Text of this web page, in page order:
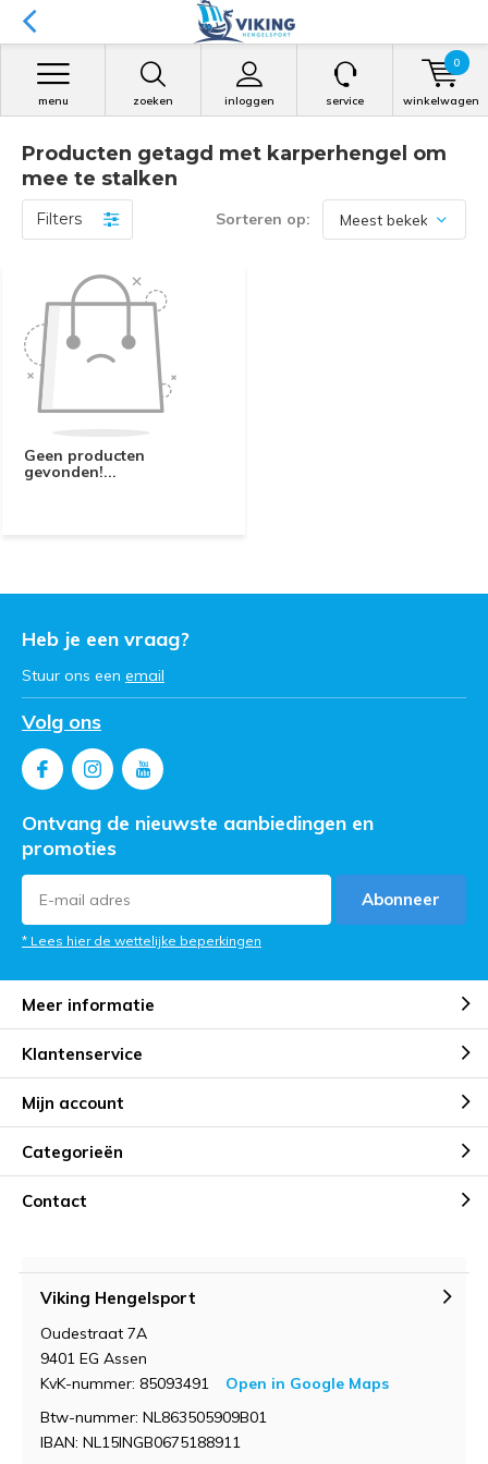
zoeken inloggen
menu service winkelwagen
0
Producten getagd met karperhengel om
mee te stalken
Filters Sorteren op:
Geen producten
gevonden!...
Heb je een vraag?
Stuur ons een email
Volg ons
Ontvang de nieuwste aanbiedingen en
promoties
Abonneer
* Lees hier de wettelijke beperkingen
Meer informatie
Klantenservice
Mijn account
Categorieën
Contact
Viking Hengelsport
Oudestraat 7A
9401 EG Assen
KvK-nummer: 85093491
Open in Google Maps
Btw-nummer: NL863505909B01
IBAN: NL15INGB0675188911